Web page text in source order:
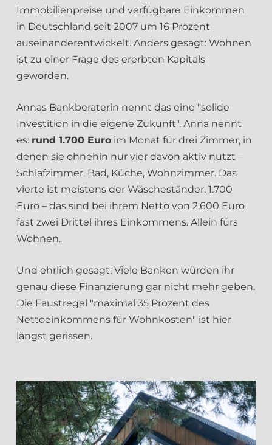
Immobilienpreise und verfügbare Einkommen
in Deutschland seit 2007 um 16 Prozent
auseinanderentwickelt. Anders gesagt: Wohnen
ist zu einer Frage des ererbten Kapitals
geworden.
Annas Bankberaterin nennt das eine "solide
Investition in die eigene Zukunft". Anna nennt
es: rund 1.700 Euro im Monat für drei Zimmer, in
denen sie ohnehin nur vier davon aktiv nutzt –
Schlafzimmer, Bad, Küche, Wohnzimmer. Das
vierte ist meistens der Wäscheständer. 1.700
Euro – das sind bei ihrem Netto von 2.600 Euro
fast zwei Drittel ihres Einkommens. Allein fürs
Wohnen.
Und ehrlich gesagt: Viele Banken würden ihr
genau diese Finanzierung gar nicht mehr geben.
Die Faustregel "maximal 35 Prozent des
Nettoeinkommens für Wohnkosten" ist hier
längst gerissen.